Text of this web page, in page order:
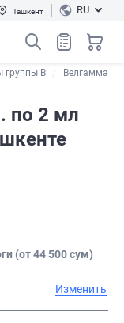
Ташкент RU
группы В Велгамма
по 2 мл
(от 44 500 сум)
Изменить